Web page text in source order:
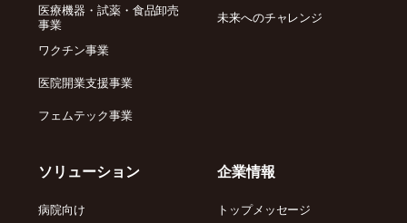
医療機器・試薬・食品卸売
事業
ワクチン事業
医院開業支援事業
フェムテック事業
未来へのチャレンジ
ソリューション
病院向け
企業情報
トップメッセージ